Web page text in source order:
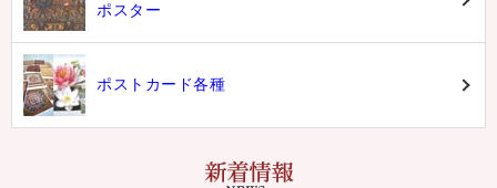
ポスター
ポストカード各種